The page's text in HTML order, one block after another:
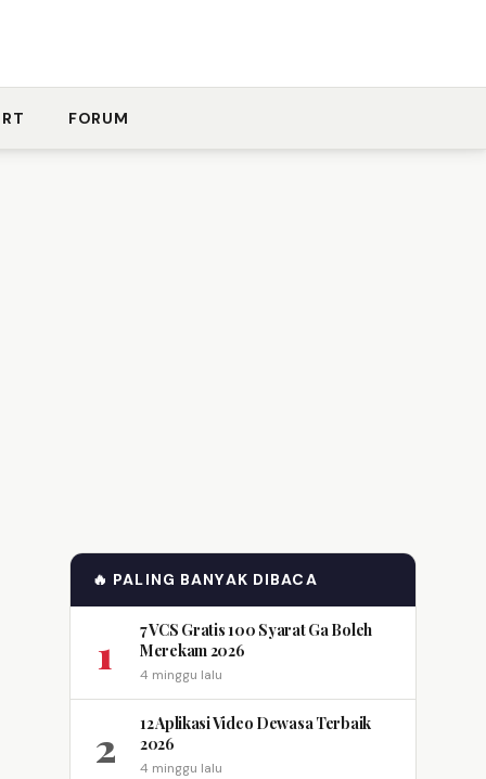
FORUM
🔥 PALING BANYAK DIBACA
1
7 VCS Gratis 100 Syarat Ga Boleh
Merekam 2026
4 minggu lalu
2
12 Aplikasi Video Dewasa Terbaik
2026
4 minggu lalu